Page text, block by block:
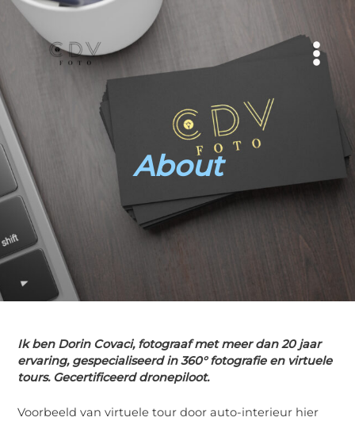
Skip
content
About
Ik ben Dorin Covaci, fotograaf met meer dan 20 jaar
ervaring, gespecialiseerd in 360° fotografie en virtuele
tours. Gecertificeerd dronepiloot.
Voorbeeld van virtuele tour door auto-interieur hier